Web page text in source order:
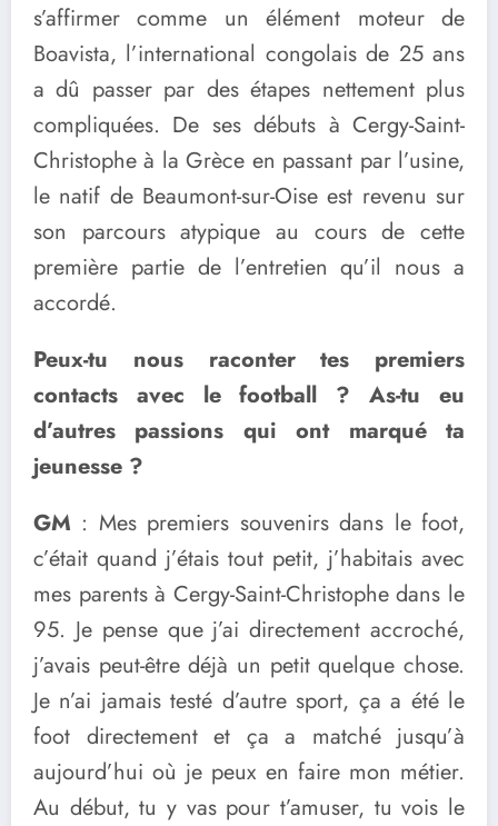
s’affirmer comme un élément moteur de
Boavista, l’international congolais de 25 ans
a dû passer par des étapes nettement plus
compliquées. De ses débuts à Cergy-Saint-
Christophe à la Grèce en passant par l’usine,
le natif de Beaumont-sur-Oise est revenu sur
son parcours atypique au cours de cette
première partie de l’entretien qu’il nous a
accordé.
Peux-tu nous raconter tes premiers
contacts avec le football ? As-tu eu
d’autres passions qui ont marqué ta
jeunesse ?
GM : Mes premiers souvenirs dans le foot,
c’était quand j’étais tout petit, j’habitais avec
mes parents à Cergy-Saint-Christophe dans le
95. Je pense que j’ai directement accroché,
j’avais peut-être déjà un petit quelque chose.
Je n’ai jamais testé d’autre sport, ça a été le
foot directement et ça a matché jusqu’à
aujourd’hui où je peux en faire mon métier.
Au début, tu y vas pour t’amuser, tu vois le